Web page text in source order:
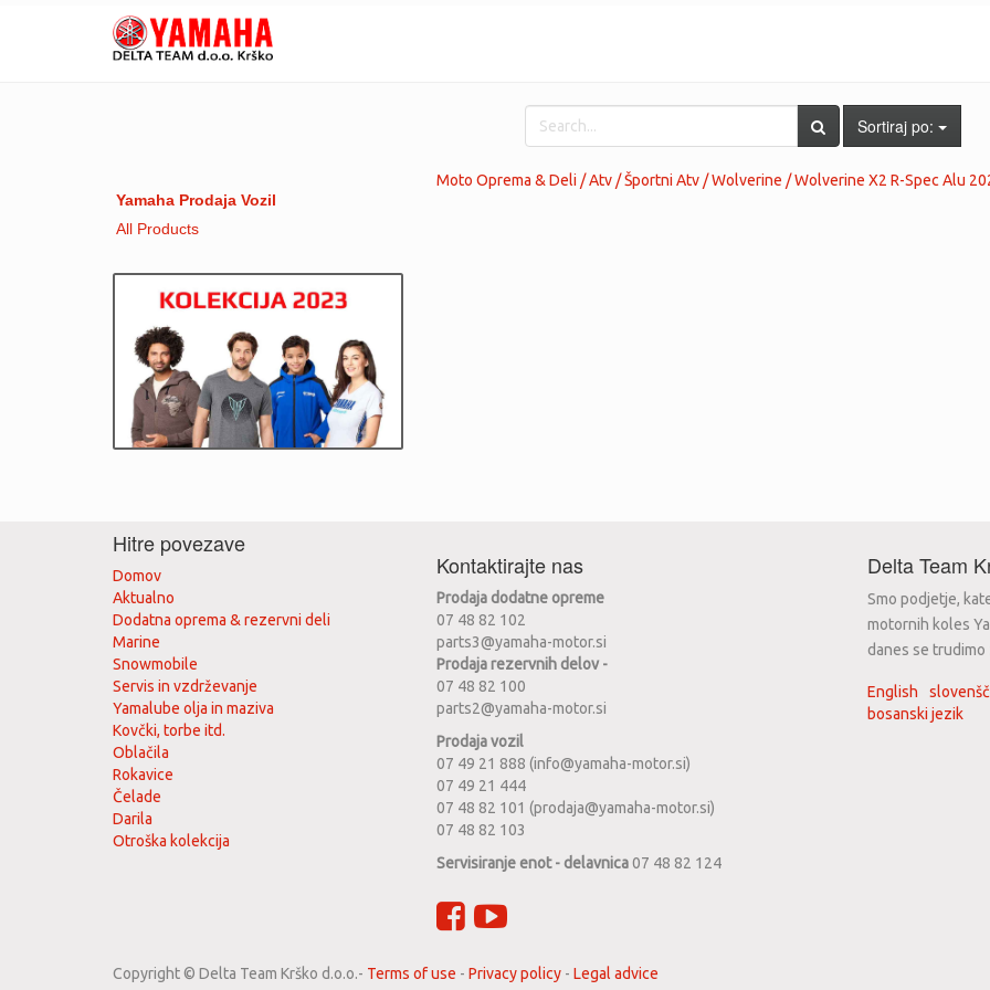
Sortiraj po:
Yamaha Prodaja Vozil
All Products
Moto Oprema & Deli / Atv / Športni Atv / Wolverine / Wolverine X2 R-Spec Alu
Hitre povezave
Domov
Aktualno
Dodatna oprema & rezervni deli
Marine
Snowmobile
Servis in vzdrževanje
Yamalube olja in maziva
Kovčki, torbe itd.
Oblačila
Rokavice
Čelade
Darila
Otroška kolekcija
Kontaktirajte nas
Prodaja dodatne opreme
07 48 82 102
parts3@yamaha-motor.si
Prodaja rezervnih delov -
07 48 82 100
parts2@yamaha-motor.si
Prodaja vozil
07 49 21 888 (info@yamaha-motor.si)
07 49 21 444
07 48 82 101 (prodaja@yamaha-motor.si)
07 48 82 103
Servisiranje enot - delavnica07 48 82 124
Delta Team
Smo podjetje,
motornih koles
danes se
English
bosanski jezik
Copyright © Delta Team Krško d.o.o.- Terms of use - Privacy policy - Legal advice